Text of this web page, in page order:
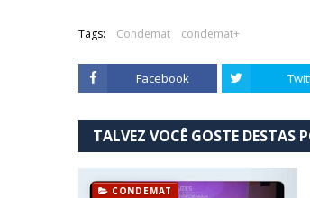
Tags: Condemat condemat+
Facebook
TALVEZ VOCÊ GOSTE DESTAS
CONDEMAT